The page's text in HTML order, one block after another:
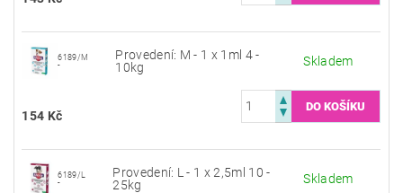
6189/M
-
Provedení: M - 1 x 1ml 4 -
10kg
Skladem
154 Kč
6189/L
-
Provedení: L - 1 x 2,5ml 10 -
25kg
Skladem